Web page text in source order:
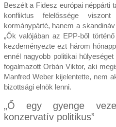
Beszélt a Fidesz európai néppárti
konfliktus felelőssége
kormánypárté, hanem a
„Ők valójában az EPP-ből
kezdeményezte ezt három
ennél nagyobb politikai
fogalmazott Orbán Viktor, aki
Manfred Weber kijelentette, nem
bizottsági elnök lenni.
„Ő egy gyenge
konzervatív politikus”